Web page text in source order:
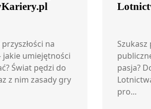
na
jakie umiejętności
Świat pędzi do
z nim zasady gry
pasja?
pro...